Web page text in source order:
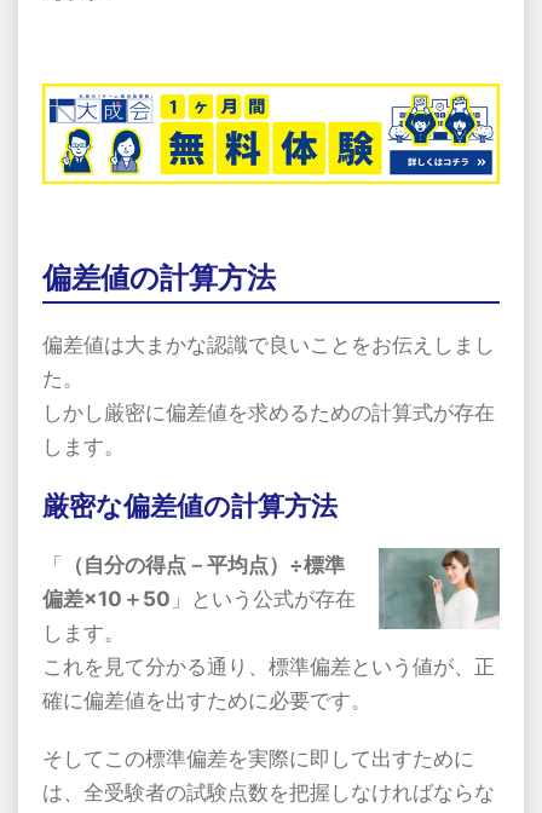
偏差値の計算方法
偏差値は大まかな認識で良いことをお伝えしまし
た。
しかし厳密に偏差値を求めるための計算式が存在
します。
厳密な偏差値の計算方法
「
（自分の得点－平均点）÷標準
偏差×10＋50 」という公式が存在
します。
これを見て分かる通り、標準偏差という値が、正
確に偏差値を出すために必要です。
そしてこの標準偏差を実際に即して出すために
は、全受験者の試験点数を把握しなければならな